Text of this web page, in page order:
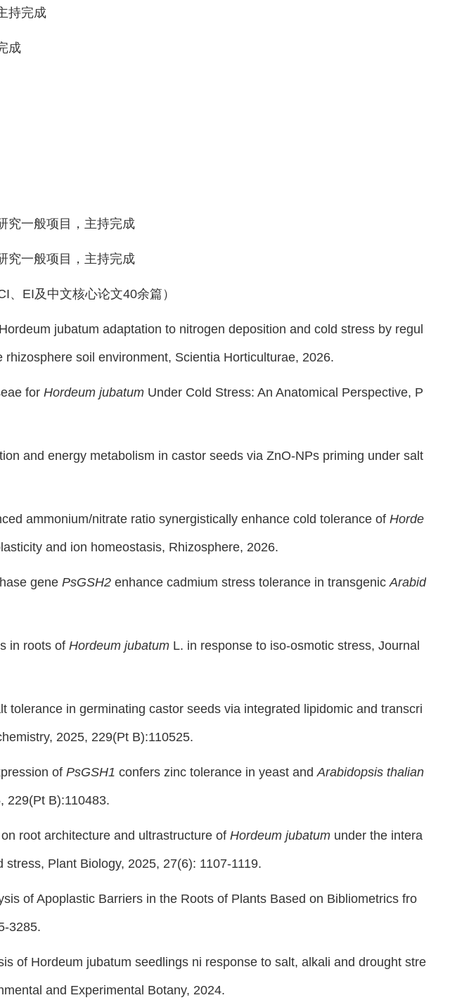
持完成
成
究一般项目，主持完成
究一般项目，主持完成
、 EI及中文核心论文40余篇）
jubatum adaptation to nitrogen deposition and cold stress by regul
rhizosphere soil environment, Scientia Horticulturae, 2026.
for Hordeum jubatumUnder Cold Stress: An Anatomical Perspective, P
and energy metabolism in castor seeds via ZnO-NPs priming under salt
ammonium/nitrate ratio synergistically enhance cold tolerance of Horde
and ion homeostasis, Rhizosphere, 2026.
gene PsGSH2enhance cadmium stress tolerance in transgenicArabid
in roots of Hordeum jubatumL. in response to iso-osmotic stress, Journal
tolerance in germinating castor seeds via integrated lipidomic and transcri
2025, 229(Pt B):110525.
of PsGSH1 confers zinc tolerance in yeast andArabidopsis thalian
229(Pt B):110483.
root architecture and ultrastructure of Hordeum jubatumunder the intera
stress, Plant Biology, 2025, 27(6): 1107-1119.
of Apoplastic Barriers in the Roots of Plants Based on Bibliometrics fro
3285.
of Hordeum jubatum seedlings ni response to salt, alkali and drought stre
and Experimental Botany, 2024.